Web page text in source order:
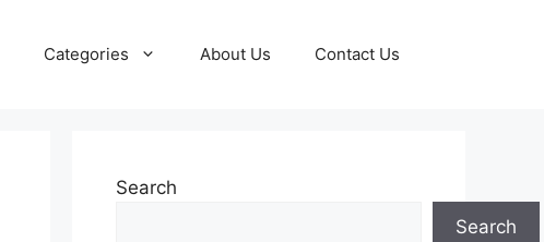
Categories About Us Contact Us
Search
Search